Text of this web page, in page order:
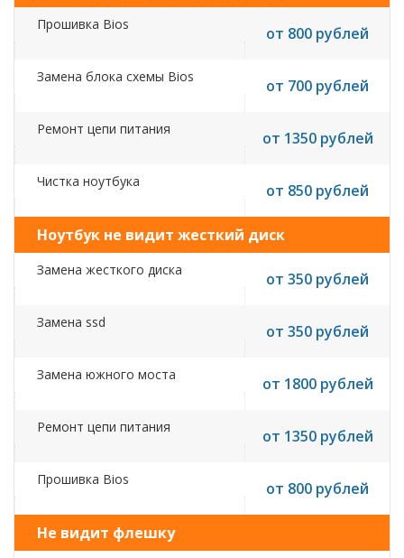
Прошивка Bios от 800 рублей
Замена блока схемы Bios от 700 рублей
Ремонт цепи питания от 1350 рублей
Чистка ноутбука от 850 рублей
Ноутбук не видит жесткий диск
Замена жесткого диска от 350 рублей
Замена ssd от 350 рублей
Замена южного моста от 1800 рублей
Ремонт цепи питания от 1350 рублей
Прошивка Bios от 800 рублей
Не видит флешку